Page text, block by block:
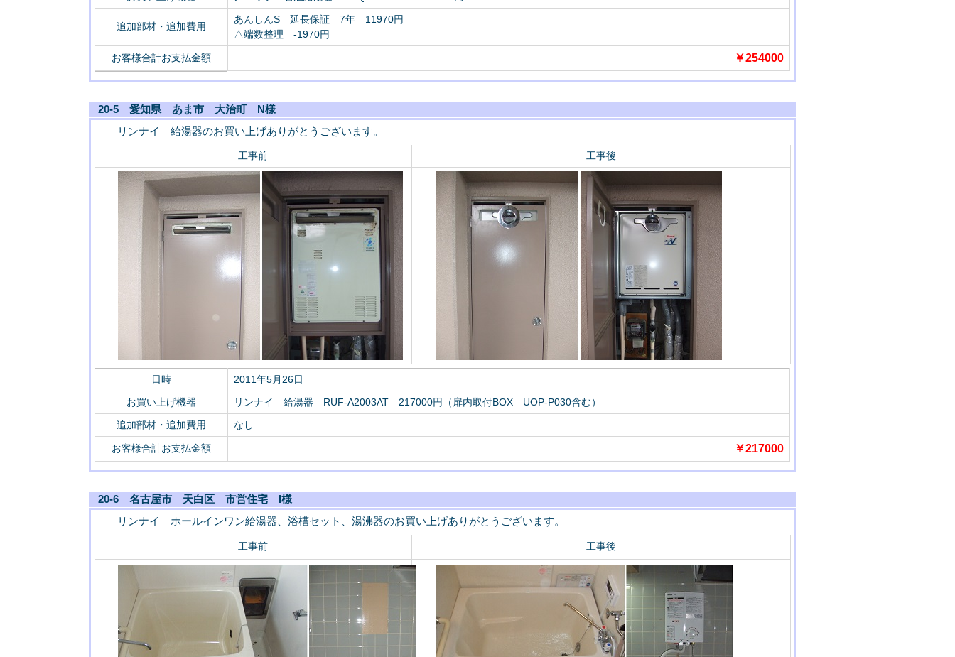
追加部材・追加費用
あんしんS 延長保証 7年 11970円
△端数整理 -1970円
お客様合計お支払金額 ￥254000
20-5 愛知県 あま市 大治町 N様
リンナイ 給湯器のお買い上げありがとうございます。
工事前 工事後
日時
2011年5月26日
お買い上げ機器
リンナイ 給湯器 RUF-A2003AT 217000円（扉内取付BOX UOP-P030含む）
追加部材・追加費用
なし
お客様合計お支払金額 ￥217000
20-6 名古屋市 天白区 市営住宅 I様
リンナイ ホールインワン給湯器、浴槽セット、湯沸器のお買い上げありがとうございます。
工事前 工事後